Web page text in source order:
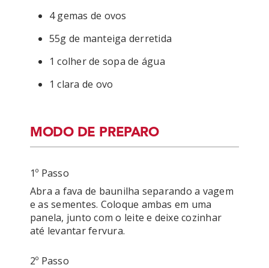
4 gemas de ovos
55g de manteiga derretida
1 colher de sopa de água
1 clara de ovo
MODO DE PREPARO
1º Passo
Abra a fava de baunilha separando a vagem
e as sementes. Coloque ambas em uma
panela, junto com o leite e deixe cozinhar
até levantar fervura.
2º Passo